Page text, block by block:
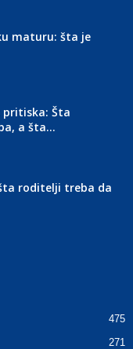
maturu: šta je
pritiska: Šta
a šta...
roditelji treba da
475
271